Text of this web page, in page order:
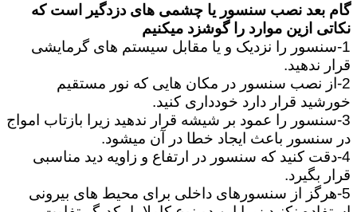
گام بعد نصب سنسور یا چشمی های دزدگیر است که
نکاتی ازین موارد را گوشزد میکنیم
1-سنسور را نزدیک و یا مقابل سیستم های گرمایشی
قرار ندهید.
2-از نصب سنسور در مکان هایی که نور مستقیم
خورشید قرار دارد خودداری کنید.
3-سنسور را عمود بر شیشه قرار ندهید زیرا بازتاب امواج
در سنسور باعث ایجاد خطا در آن میشود.
4-دقت کنید که سنسور در ارتفاع و زاویه دید مناسبی
قرار بگیرد.
5-هرگز از سنسورهای داخلی برای محیط های بیرونی